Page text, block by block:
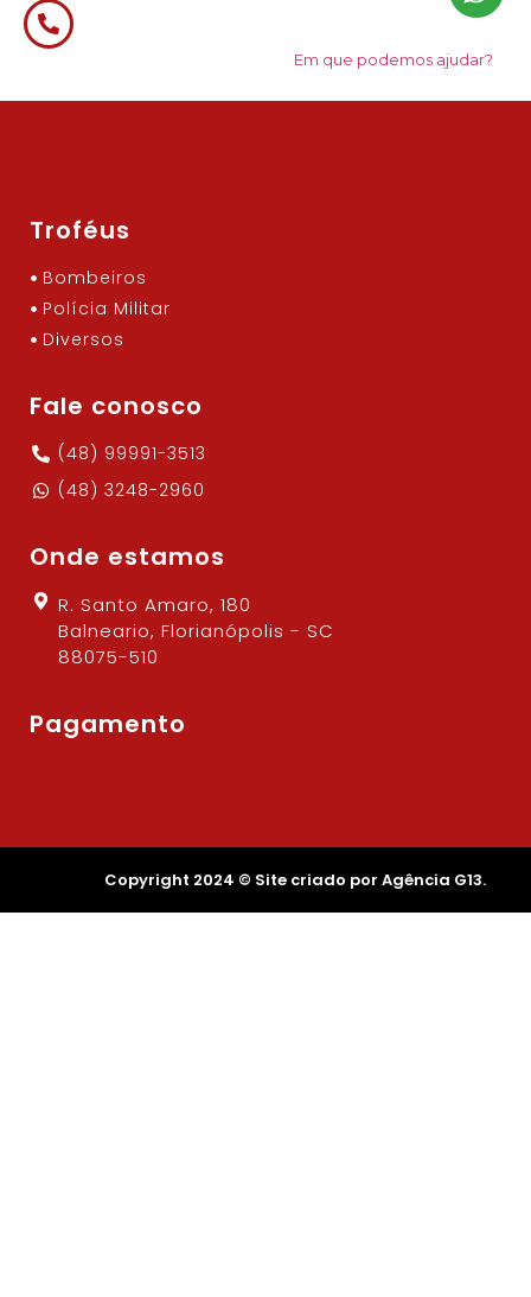
Em que podemos ajudar?
Troféus
Bombeiros
Polícia Militar
Diversos
Fale conosco
(48) 99991-3513
(48) 3248-2960
Onde estamos
R. Santo Amaro, 180
Balneario, Florianópolis - SC
88075-510
Pagamento
Copyright 2024 © Site criado por Agência G13.